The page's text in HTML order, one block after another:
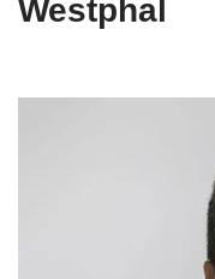
Westphal